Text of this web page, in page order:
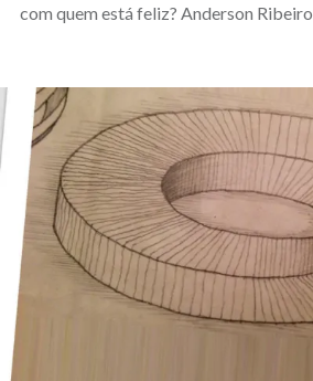
com quem está feliz? Anderson Ribeiro